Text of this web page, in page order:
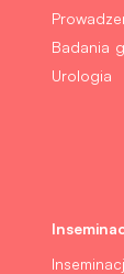
Badania
Urologia